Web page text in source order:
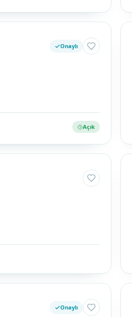
Onaylı
Açık
Onaylı